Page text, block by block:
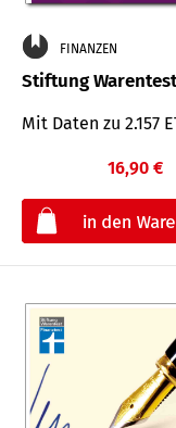
FINANZEN
Stiftung
Mit Daten zu 2.157
16,90 €